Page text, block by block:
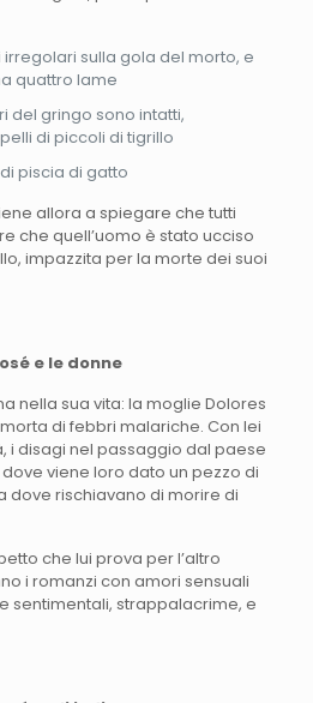
sulla gola del morto, e
quattro lame
del gringo sono intatti,
di piccoli di tigrillo
piscia di gatto
allora a spiegare che tutti
che quell’uomo è stato ucciso
impazzita per la morte dei suoi
e le donne
nella sua vita: la moglie Dolores
di febbri malariche. Con lei
i disagi nel passaggio dal paese
dove viene loro dato un pezzo di
dove rischiavano di morire di
che lui prova per l’altro
i romanzi con amori sensuali
sentimentali, strappalacrime, e